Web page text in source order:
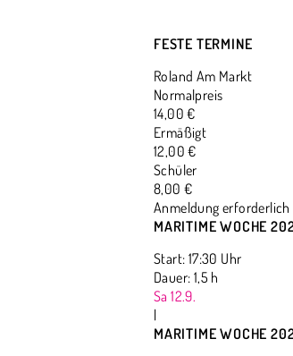
FESTE TERMINE
Roland Am Markt
Normalpreis
14,00 €
Ermäßigt
12,00 €
Schüler
8,00 €
Anmeldung erforderlich
MARITIME WOCHE
Start: 17:30 Uhr
Dauer: 1,5 h
Sa 12.9.
|
MARITIME WOCHE